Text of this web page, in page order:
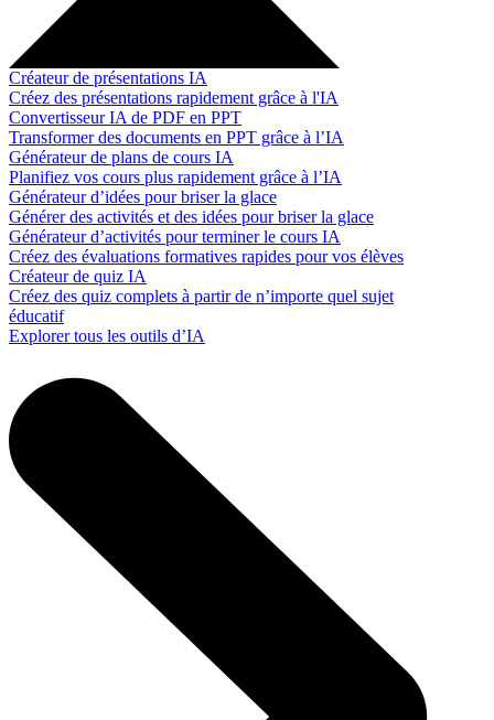
Créateur de présentations IA
Créez des présentations rapidement grâce à l'IA
Convertisseur IA de PDF en PPT
Transformer des documents en PPT grâce à l’IA
Générateur de plans de cours IA
Planifiez vos cours plus rapidement grâce à l’IA
Générateur d’idées pour briser la glace
Générer des activités et des idées pour briser la glace
Générateur d’activités pour terminer le cours IA
Créez des évaluations formatives rapides pour vos élèves
Créateur de quiz IA
Créez des quiz complets à partir de n’importe quel sujet
éducatif
Explorer tous les outils d’IA